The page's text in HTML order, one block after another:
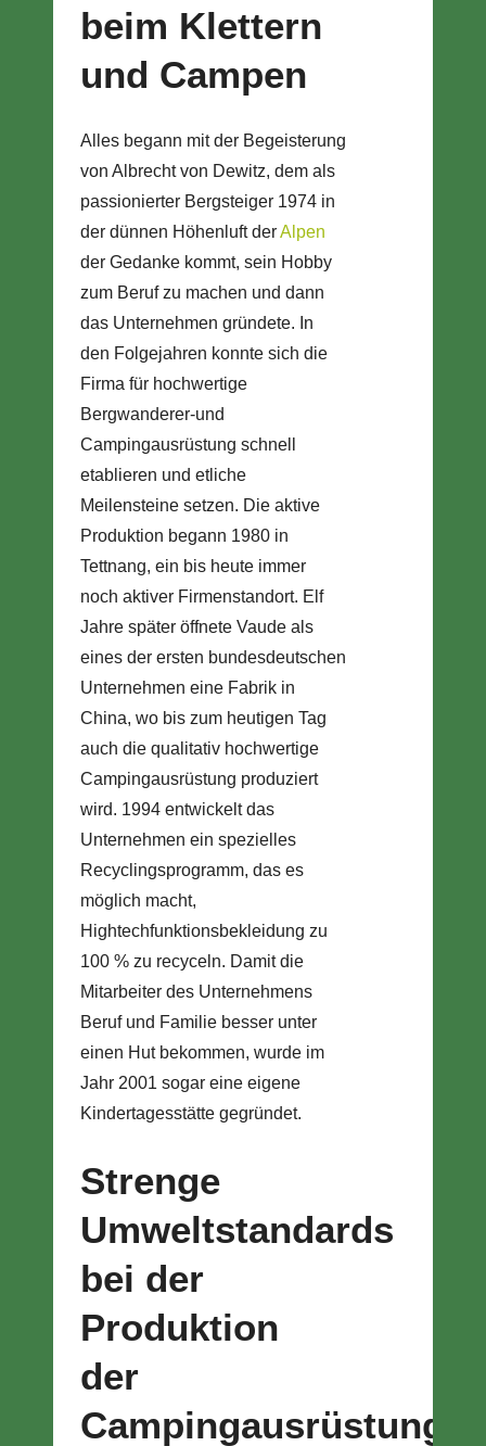
beim Klettern
und Campen
Alles begann mit der Begeisterung
von Albrecht von Dewitz, dem als
passionierter Bergsteiger 1974 in
der dünnen Höhenluft derAlpen
der Gedanke kommt, sein Hobby
zum Beruf zu machen und dann
das Unternehmen gründete. In
den Folgejahren konnte sich die
Firma für hochwertige
Bergwanderer-und
Campingausrüstung schnell
etablieren und etliche
Meilensteine setzen. Die aktive
Produktion begann 1980 in
Tettnang, ein bis heute immer
noch aktiver Firmenstandort. Elf
Jahre später öffnete Vaude als
eines der ersten bundesdeutschen
Unternehmen eine Fabrik in
China, wo bis zum heutigen Tag
auch die qualitativ hochwertige
Campingausrüstung produziert
wird. 1994 entwickelt das
Unternehmen ein spezielles
Recyclingsprogramm, das es
möglich macht,
Hightechfunktionsbekleidung zu
100 % zu recyceln. Damit die
Mitarbeiter des Unternehmens
Beruf und Familie besser unter
einen Hut bekommen, wurde im
Jahr 2001 sogar eine eigene
Kindertagesstätte gegründet.
Strenge
Umweltstandards
bei der
Produktion
der
Campingausrüstung